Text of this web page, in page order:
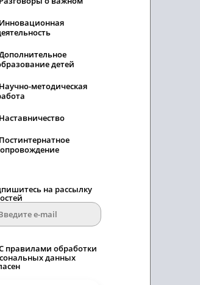
Инновационная
детей
Научно-методическая
Наставничество
Постинтернатное
на рассылку
правилами обработки
данных